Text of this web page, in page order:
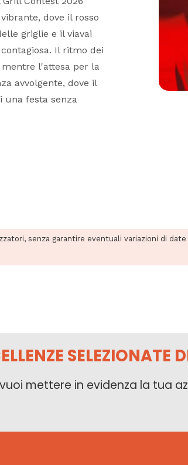
dove il rosso
griglie e il viavai
Il ritmo dei
l'attesa per la
avvolgente, dove il
una festa senza
senza garantire eventuali variazioni di
SELEZIONATE
mettere in evidenza la tua